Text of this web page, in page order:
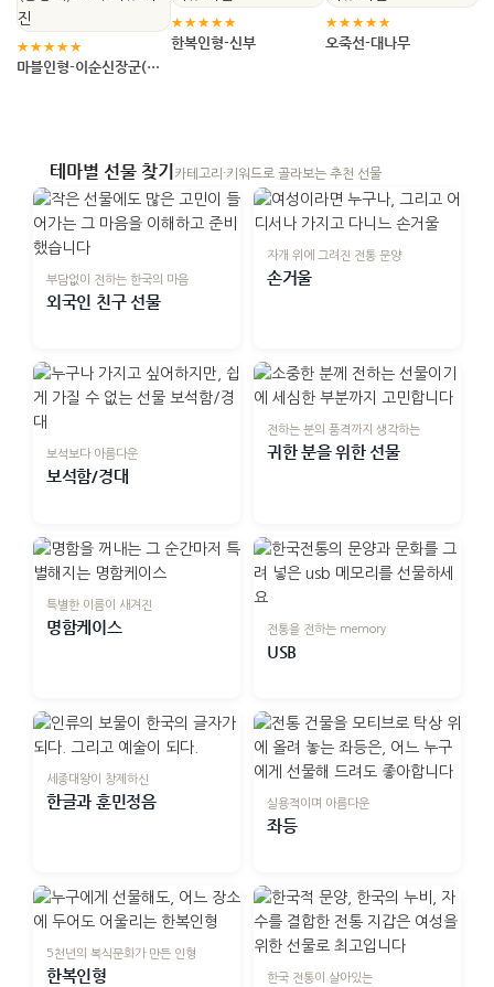
★★★★★
마블인형-이순신장군(황
★★★★★
한복인형-신부
★★★★★
오죽선-대나무
테마별 선물 찾기 카테고리·키워드로 골라보는 추천 선물
부담없이 전하는 한국의 마음
외국인 친구 선물
자개 위에 그려진 전통 문양
손거울
보석보다 아름다운
보석함/경대
전하는 분의 품격까지 생각하는
귀한 분을 위한 선물
특별한 이름이 새겨진
명함케이스 전통을 전하는 memory
USB
세종대왕이 창제하신
한글과 훈민정음 실용적이며 아름다운
좌등
5천년의 복식문화가 만든 인형
한복인형 한국 전통이 살아있는